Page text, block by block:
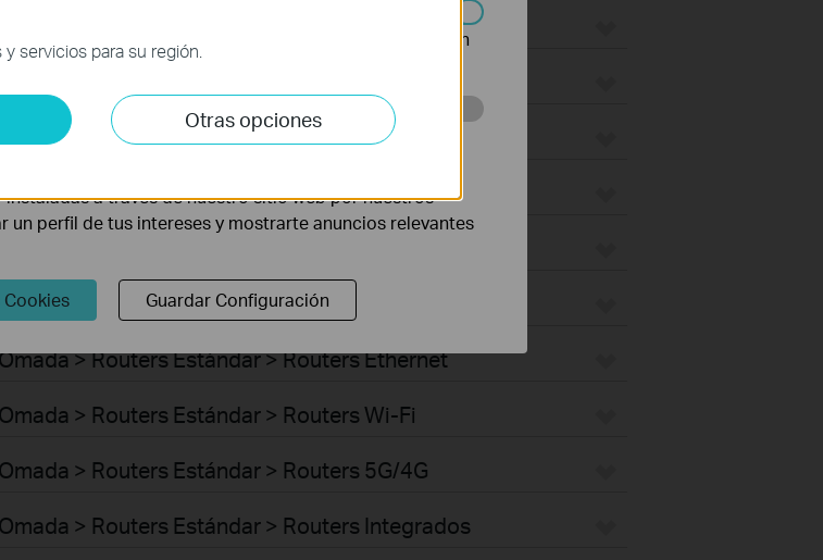
> Puntos de Acceso > GPON
Omada > Switches > Aggregation
> Switches > Access Max
> Switches > Access Pro
> Routers Estándar > Routers Ethernet
> Routers Estándar > Routers Wi-Fi
> Routers Estándar > Routers 5G/4G
> Routers Estándar > Routers Integrados
servicios para su región.
Otras opciones
del sitio web y no pueden desactivarse en
tus actividades en nuestro sitio web con el fin de
a través de nuestro sitio web por nuestros
perfil de tus intereses y mostrarte anuncios relevantes
Guardar Configuración